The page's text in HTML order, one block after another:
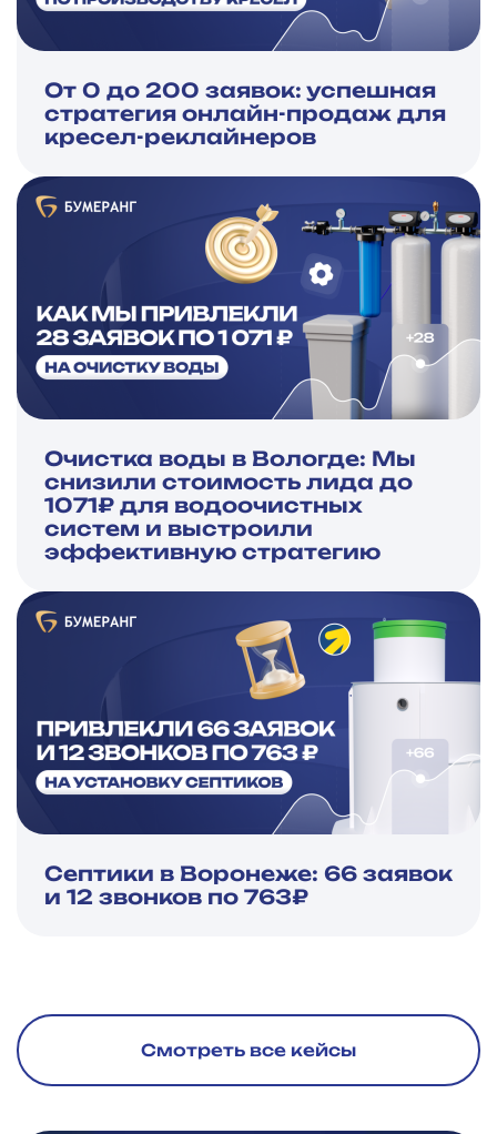
От 0 до 200 заявок: успешная
стратегия онлайн-продаж для
кресел-реклайнеров
Очистка воды в Вологде: Мы
снизили стоимость лида до
1071₽ для водоочистных
систем и выстроили
эффективную стратегию
Септики в Воронеже: 66 заявок
и 12 звонков по 763₽
Смотреть все кейсы